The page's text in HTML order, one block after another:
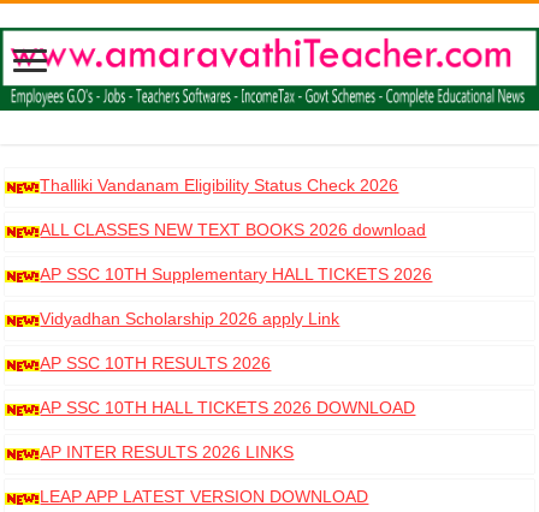
Thalliki Vandanam Eligibility Status Check 2026
ALL CLASSES NEW TEXT BOOKS 2026 download
AP SSC 10TH Supplementary HALL TICKETS 2026
DOWNLOAD
Vidyadhan Scholarship 2026 apply Link
AP SSC 10TH RESULTS 2026
AP SSC 10TH HALL TICKETS 2026 DOWNLOAD
AP INTER RESULTS 2026 LINKS
LEAP APP LATEST VERSION DOWNLOAD